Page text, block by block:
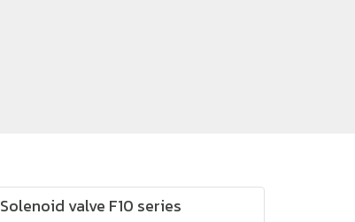
Solenoid valve F10 series